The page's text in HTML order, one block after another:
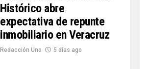
Histórico abre
expectativa de repunte
inmobiliario en Veracruz
Redacción Uno 5 días ago